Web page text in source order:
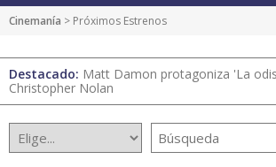
Cinemanía > Próximos Estrenos
Destacado: Matt Damon protagoniza 'La
Christopher Nolan